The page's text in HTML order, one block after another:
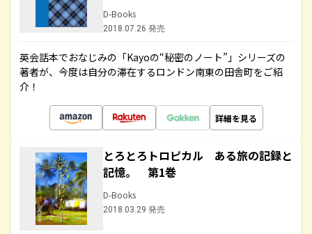
D-Books
2018.07.26 発売
英会話本でおなじみの「Kayoの“秘密のノート”」シリーズの
著者が、今度は自分の滞在するロンドン南東の田舎町をご紹
介！
詳細を見る
とろとろトロピカル ある旅の記録と
記憶。 第1巻
D-Books
2018.03.29 発売